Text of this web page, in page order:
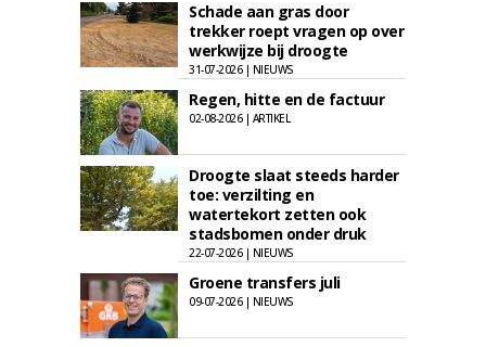
Schade aan gras door
trekker roept vragen op over
werkwijze bij droogte
31-07-2026 | NIEUWS
Regen, hitte en de factuur
02-08-2026 | ARTIKEL
Droogte slaat steeds harder
toe: verzilting en
watertekort zetten ook
stadsbomen onder druk
22-07-2026 | NIEUWS
Groene transfers juli
09-07-2026 | NIEUWS